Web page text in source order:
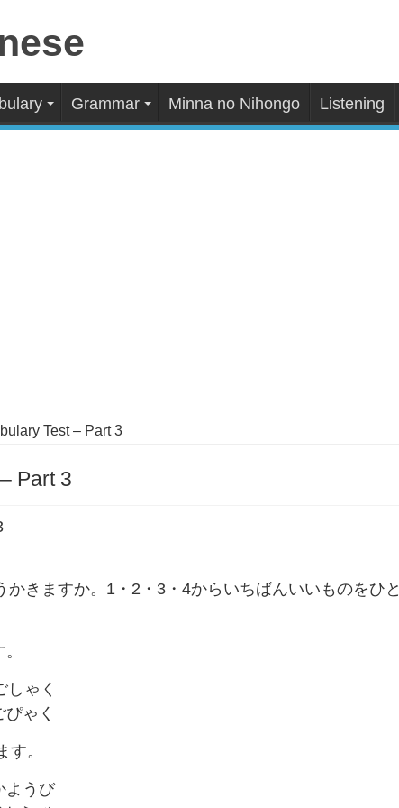
Grammar Minna no Nihongo Listening
Test – Part 3
Part 3
かきますか。1・2・3・4からいちばんいいものをひと
く
く
。
び